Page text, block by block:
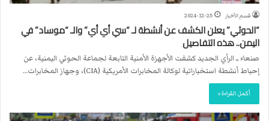
قسم الأخبار 2024-12-25
“الحوثي” يعلن الكشف عن أنشطة لـ “سي أي أي” والـ “موساد” في
اليمن.. هذه التفاصيل
صنعاء ــ الرأي الجديد كشفت الأجهزة الأمنية التابعة لجماعة الحوثي اليمنية، عن
إحباط أنشطة استخباراتية لوكالة المخابرات الأمريكية (CIA)، وجهاز المخابرات…
أكمل القراءة »